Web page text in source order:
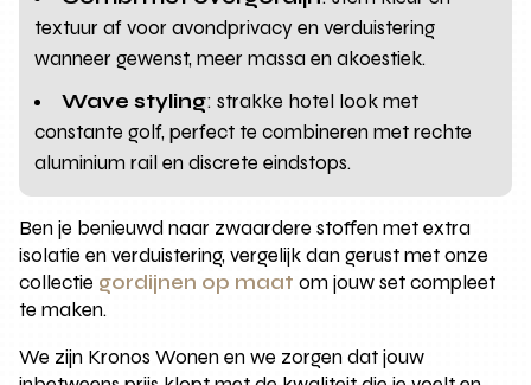
textuur af voor avondprivacy en verduistering
wanneer gewenst, meer massa en akoestiek.
Wave styling: strakke hotel look met
constante golf, perfect te combineren met rechte
aluminium rail en discrete eindstops.
Ben je benieuwd naar zwaardere stoffen met extra
isolatie en verduistering, vergelijk dan gerust met onze
collectie gordijnen op maat om jouw set compleet
te maken.
We zijn Kronos Wonen en we zorgen dat jouw